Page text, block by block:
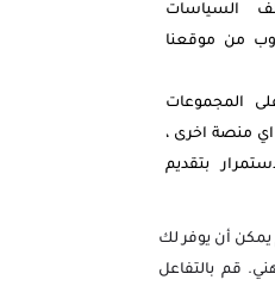
السياسات
من موقعنا
المجموعات
اي منصة اخرى ،
بتقديم
أن يوفر لك
قم بالتفاعل